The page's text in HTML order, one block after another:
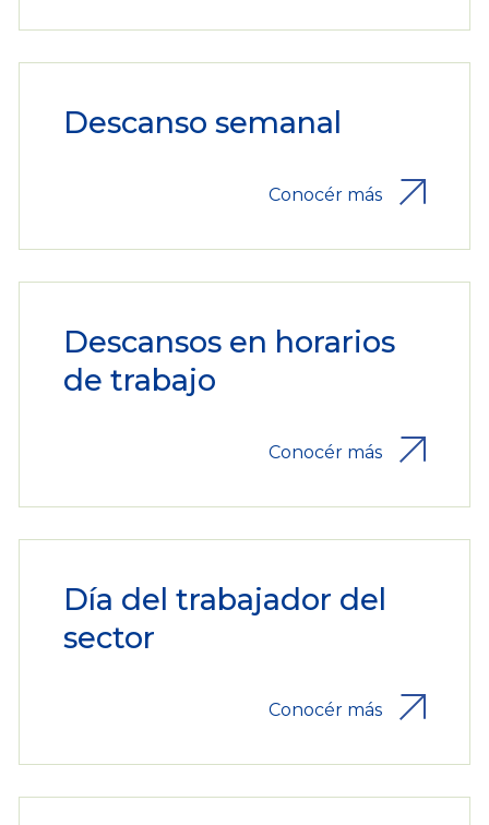
Descanso semanal
Conocér más
Descansos en horarios
de trabajo
Conocér más
Día del trabajador del
sector
Conocér más